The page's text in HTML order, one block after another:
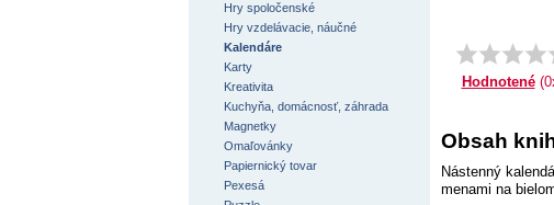
Hodnotené
Obsah
Nástenný
menami na
Hry spoločenské
Hry vzdelávacie, náučné
Kalendáre
Karty
Kreativita
Kuchyňa, domácnosť, záhrada
Magnetky
Omaľovánky
Papiernický tovar
Pexesá